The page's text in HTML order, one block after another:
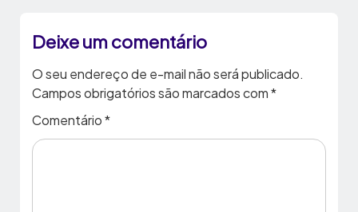
Deixe um comentário
O seu endereço de e-mail não será publicado.
Campos obrigatórios são marcados com*
Comentário*